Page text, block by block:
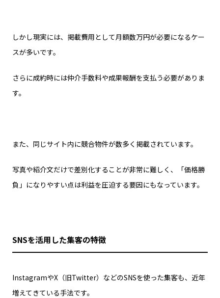
しかし現実には、掲載費用として月額数万円が必要になるケー
スが多いです。
さらに成約時には仲介手数料や成果報酬を支払う必要がありま
す。
また、同じサイト内に競合物件が数多く掲載されています。
写真や紹介文だけで差別化することが非常に難しく、「価格勝
負」になりやすい点は利益を圧迫する要因にもなっています。
SNSを活用した集客の特徴
InstagramやX（旧Twitter）などのSNSを使った集客も、近年
増えてきている手法です。